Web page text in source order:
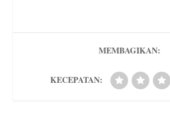
s
MEMBAGIKAN:
KECEPATAN: